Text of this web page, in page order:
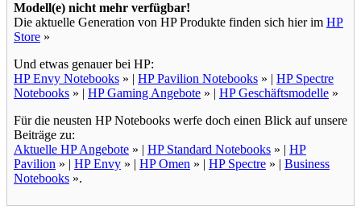
Modell(e) nicht mehr verfügbar!
Die aktuelle Generation von HP Produkte finden sich hier im HP
Store »
Und etwas genauer bei HP:
HP Envy Notebooks » | HP Pavilion Notebooks » | HP Spectre
Notebooks » | HP Gaming Angebote » | HP Geschäftsmodelle »
Für die neusten HP Notebooks werfe doch einen Blick auf unsere
Beiträge zu:
Aktuelle HP Angebote » | HP Standard Notebooks » | HP
Pavilion » | HP Envy » | HP Omen » | HP Spectre » | Business
Notebooks ».